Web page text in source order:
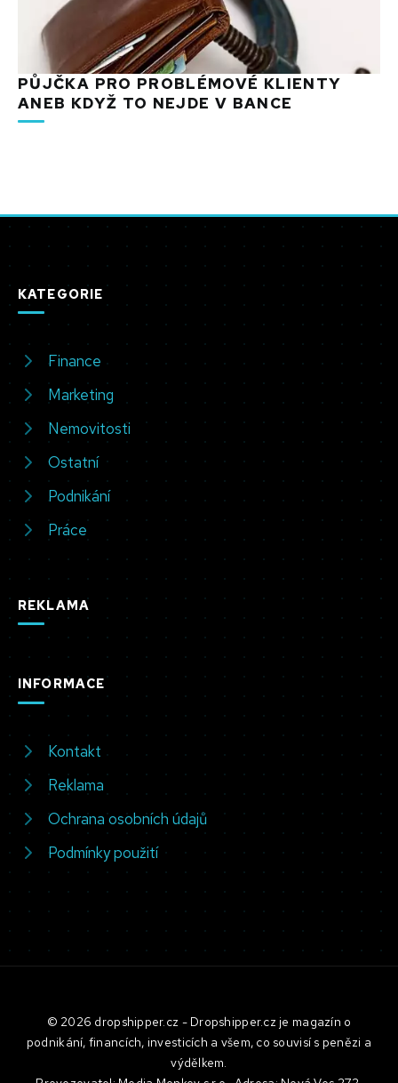
PŮJČKA PRO PROBLÉMOVÉ KLIENTY
ANEB KDYŽ TO NEJDE V BANCE
KATEGORIE
Finance
Marketing
Nemovitosti
Ostatní
Podnikání
Práce
REKLAMA
INFORMACE
Kontakt
Reklama
Ochrana osobních údajů
Podmínky použití
© 2026 dropshipper.cz - Dropshipper.cz je magazín o
podnikání, financích, investicích a všem, co souvisí s penězi a
výdělkem.